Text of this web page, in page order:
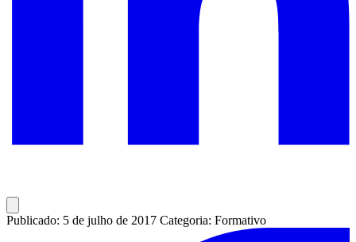
Publicado: 5 de julho de 2017 Categoria: Formativo